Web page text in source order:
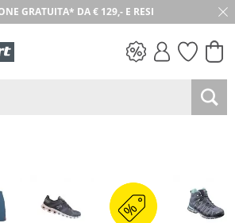
GRATUITA* DA € 129,- E RESI